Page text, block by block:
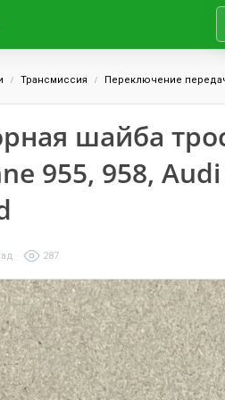
Трансмиссия Переключение
шайба
955, 958,
287